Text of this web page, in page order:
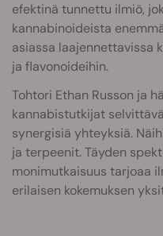
efektinä tunnettu ilmiö,
kannabinoideista
asiassa laajennettavissa
ja flavonoideihin.
Tohtori Ethan Russon ja
kannabistutkijat
synergisiä yhteyksiä.
ja terpeenit. Täyden
monimutkaisuus tarjoaa
erilaisen kokemuksen